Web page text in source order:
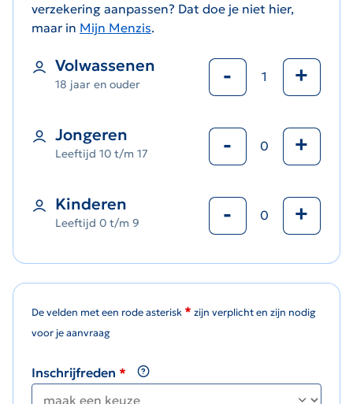
verzekering aanpassen? Dat doe je niet hier,
maar in Mijn Menzis.
Volwassenen
18 jaar en ouder - +
Jongeren
Leeftijd 10 t/m 17 - +
Kinderen
Leeftijd 0 t/m 9 - +
De velden met een rode asterisk * zijn verplicht en zijn nodig
voor je aanvraag
Inschrijfreden